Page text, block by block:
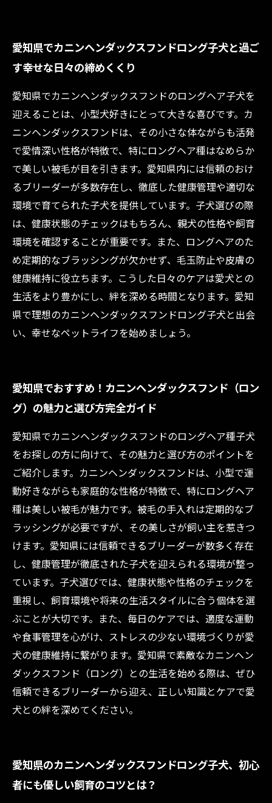
愛知県でカニンヘンダックスフンドロング子犬と過ご
す幸せな日々の締めくくり
愛知県でカニンヘンダックスフンドのロングヘア子犬を
迎えることは、小型犬好きにとって大きな喜びです。カ
ニンヘンダックスフンドは、その小さな体ながらも活発
で愛情深い性格が特徴で、特にロングヘア種はなめらか
で美しい被毛が目を引きます。愛知県内には信頼のおけ
るブリーダーが多数存在し、徹底した健康管理や適切な
環境で育てられた子犬を提供しています。子犬選びの際
は、健康状態のチェックはもちろん、親犬の性格や飼育
環境を確認することが重要です。また、ロングヘアのた
め定期的なブラッシングが欠かせず、毛玉防止や皮膚の
健康維持に役立ちます。こうした日々のケアは愛犬との
生活をより豊かにし、絆を深める時間となります。愛知
県で理想のカニンヘンダックスフンドロング子犬と出会
い、幸せなペットライフを始めましょう。
愛知県でおすすめ！カニンヘンダックスフンド（ロン
グ）の魅力と選び方完全ガイド
愛知県でカニンヘンダックスフンドのロングヘア種子犬
をお探しの方に向けて、その魅力と選び方のポイントを
ご紹介します。カニンヘンダックスフンドは、小型で運
動好きながらも家庭的な性格が特徴で、特にロングヘア
種は美しい被毛が魅力です。被毛の手入れは定期的なブ
ラッシングが必要ですが、その美しさが飼い主を惹きつ
けます。愛知県には信頼できるブリーダーが数多く存在
し、健康管理が徹底された子犬を迎えられる環境が整っ
ています。子犬選びでは、健康状態や性格のチェックを
重視し、飼育環境や将来の生活スタイルに合う個体を選
ぶことが大切です。また、毎日のケアでは、適度な運動
や食事管理を心がけ、ストレスの少ない環境づくりが愛
犬の健康維持に繋がります。愛知県で素敵なカニンヘン
ダックスフンド（ロング）との生活を始める際は、ぜひ
信頼できるブリーダーから迎え、正しい知識とケアで愛
犬との絆を深めてください。
愛知県のカニンヘンダックスフンドロング子犬、初心
者にも優しい飼育のコツとは？